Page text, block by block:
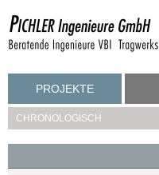
PROJEKTE
CHRONOLOGISCH